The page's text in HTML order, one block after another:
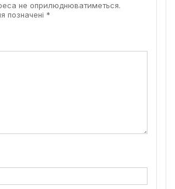
не оприлюднюватиметься.
позначені *